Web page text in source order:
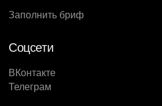
Заполнить бриф
Соцсети
ВКонтакте
Телеграм